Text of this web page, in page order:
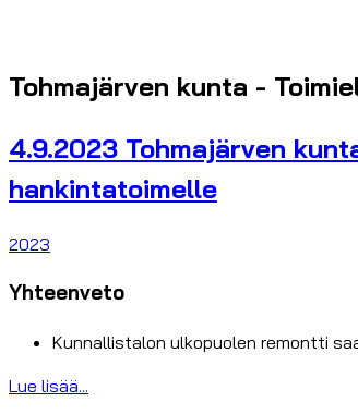
Tohmajärven kunta -
4.9.2023 Tohmajärven
hankintatoimelle
2023
Yhteenveto
Kunnallistalon ulkopuolen remontti
Lue lisää...